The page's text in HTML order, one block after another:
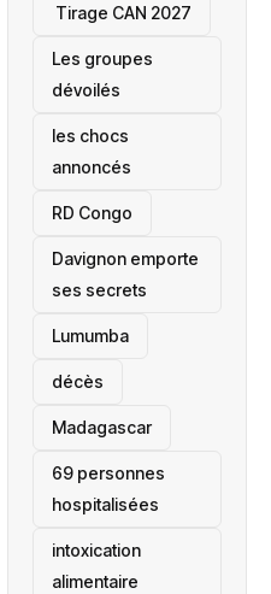
‎ Tirage CAN 2027
Les groupes
dévoilés
les chocs
annoncés
‎RD Congo
Davignon emporte
ses secrets
Lumumba
décès
‎Madagascar
69 personnes
hospitalisées
intoxication
alimentaire